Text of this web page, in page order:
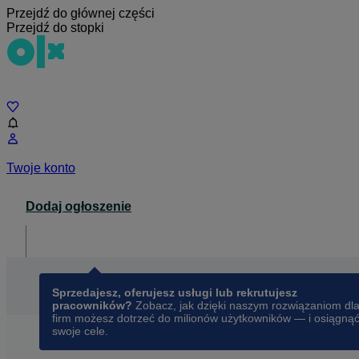
Przejdź do głównej części
Przejdź do stopki
Twoje konto
Dodaj ogłoszenie
Sprzedajesz, oferujesz usługi lub rekrutujesz
pracowników? Zobacz, jak dzięki naszym rozwiązaniom dla
firm możesz dotrzeć do milionów użytkowników — i osiągnąć
swoje cele.